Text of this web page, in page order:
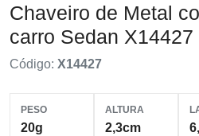
Chaveiro de Metal
carro Sedan X14427
Código: X14427
PESO
20g
ALTURA
2,3cm